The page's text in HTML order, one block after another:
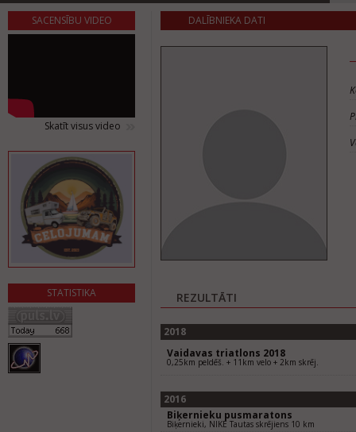
SACENSĪBU VIDEO
Skatīt visus video
STATISTIKA
DALĪBNIEKA DATI
REZULTĀTI
2018
Vaidavas triatlons 2018
0,25km peldēš. + 11km velo + 2km skrēj.
2016
Biķernieku pusmaratons
Biķernieki, NIKE Tautas skrējiens 10 km